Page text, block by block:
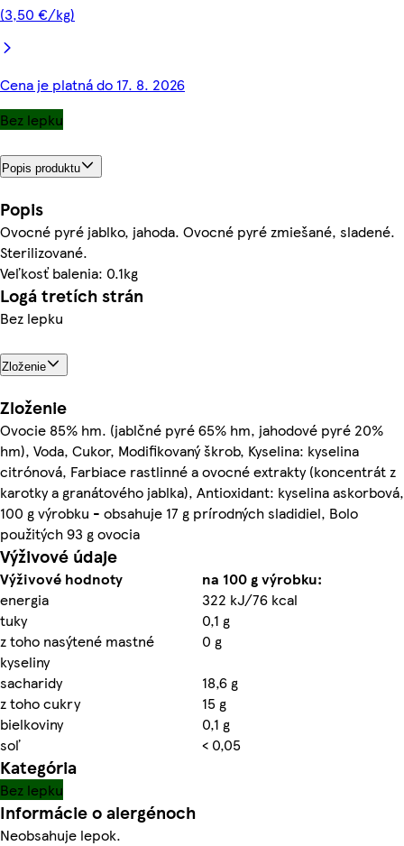
(3,50 €/kg)
Cena je platná do 17. 8. 2026
Bez lepku
Popis produktu
Popis
Ovocné pyré jablko, jahoda. Ovocné pyré zmiešané, sladené.
Sterilizované.
Veľkosť balenia: 0.1kg
Logá tretích strán
Bez lepku
Zloženie
Zloženie
Ovocie 85% hm. (jablčné pyré 65% hm, jahodové pyré 20%
hm), Voda, Cukor, Modifikovaný škrob, Kyselina: kyselina
citrónová, Farbiace rastlinné a ovocné extrakty (koncentrát z
karotky a granátového jablka), Antioxidant: kyselina askorbová,
100 g výrobku - obsahuje 17 g prírodných sladidiel, Bolo
použitých 93 g ovocia
Výživové údaje
Výživové hodnoty
na 100 g výrobku:
energia
322 kJ/76 kcal
tuky
0,1 g
z toho nasýtené mastné
kyseliny
0 g
sacharidy
18,6 g
z toho cukry
15 g
bielkoviny
0,1 g
soľ
< 0,05
Kategória
Bez lepku
Informácie o alergénoch
Neobsahuje lepok.